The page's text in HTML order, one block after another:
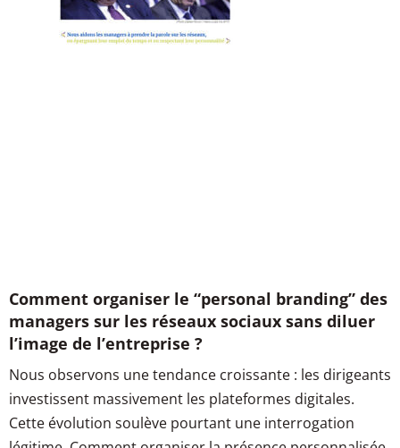
Comment organiser le “personal branding” des
managers sur les réseaux sociaux sans diluer
l’image de l’entreprise ?
Nous observons une tendance croissante : les dirigeants
investissent massivement les plateformes digitales.
Cette évolution soulève pourtant une interrogation